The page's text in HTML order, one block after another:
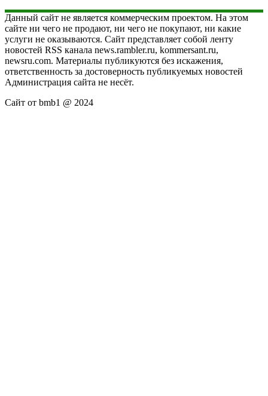
Данный сайт не является коммерческим проектом. На этом
сайте ни чего не продают, ни чего не покупают, ни какие
услуги не оказываются. Сайт представляет собой ленту
новостей RSS канала news.rambler.ru, kommersant.ru,
newsru.com. Материалы публикуются без искажения,
ответственность за достоверность публикуемых новостей
Администрация сайта не несёт.
Сайт от bmb1 @ 2024